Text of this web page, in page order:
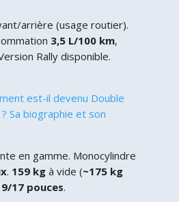
arrière (usage routier).
3,5 L/100 km,
Rally disponible.
est-il devenu Double
Sa biographie et son
en gamme. Monocylindre
. 159 kgà vide (~175 kg
17 pouces.